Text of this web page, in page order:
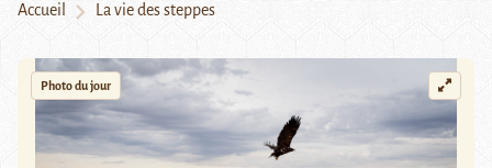
Accueil La vie des steppes
Photo du jour